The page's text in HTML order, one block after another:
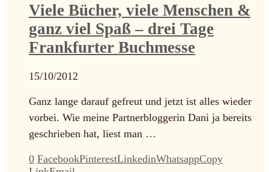
Viele Bücher, viele Menschen &
ganz viel Spaß – drei Tage
Frankfurter Buchmesse
15/10/2012
Ganz lange darauf gefreut und jetzt ist alles wieder
vorbei. Wie meine Partnerbloggerin Dani ja bereits
geschrieben hat, liest man …
0 FacebookPinterestLinkedinWhatsappCopy